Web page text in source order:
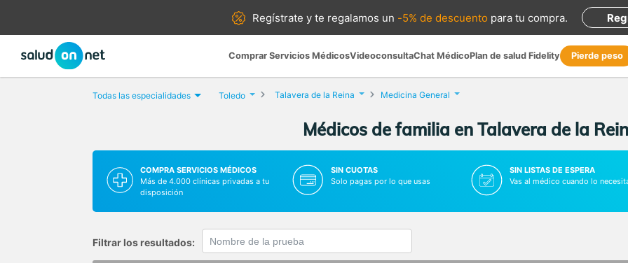
Regístrate yte regalamos un -5% de descuento para tu compra.
Comprar Servicios MédicosVideoconsultaChat MédicoPlan de salud Fidelity Pierde peso
Todas las especialidades Toledo Talavera de la Reina Medicina General
Médicos de familia en Talavera de la
COMPRA SERVICIOS MÉDICOS
Más de 4.000 clínicas privadas a tu
disposición
SIN CUOTAS
Solo pagas por lo que usas
SIN LISTAS DE ESPERA
Vas al médico cuando lo
Filtrar los resultados: